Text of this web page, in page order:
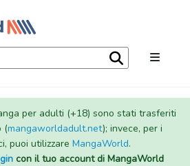
per adulti (+18) sono stati trasferiti
(mangaworldadult.net); invece, per i
puoi utilizzare MangaWorld.
con il tuo account di MangaWorld